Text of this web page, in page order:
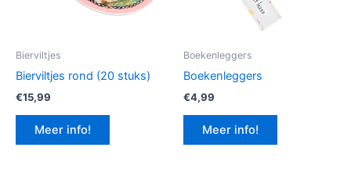
Bierviltjes
Bierviltjes rond (20 stuks)
€15,99
Meer info!
Boekenleggers
Boekenleggers
€4,99
Meer info!